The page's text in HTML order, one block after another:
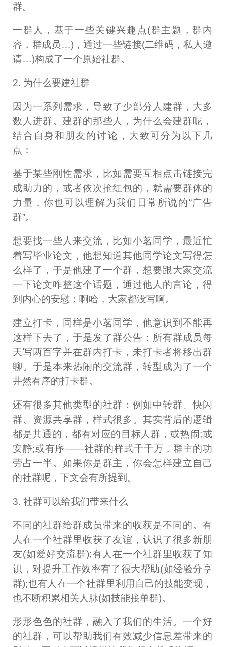
群。
一群人，基于一些关键兴趣点(群主题，群内
容，群成员…)，通过一些链接(二维码，私人邀
请…)构成了一个原始社群。
2. 为什么要建社群
因为一系列需求，导致了少部分人建群，大多
数人进群。建群的那些人，为什么会建群呢，
结合自身和朋友的讨论，大致可分为以下几
点：
基于某些刚性需求，比如需要互相点击链接完
成助力的，或者依次抢红包的，就需要群体的
力量，你也可以理解为我们日常所说的“广告
群”。
想要找一些人来交流，比如小茗同学，最近忙
着写毕业论文，他想知道其他同学论文写得怎
么样了，于是他建了一个群，想要跟大家交流
一下论文咋整这个话题，通过他人的言论，得
到内心的安慰：啊哈，大家都没写啊。
建立打卡，同样是小茗同学，他意识到不能再
这样下去了，于是发了群公告：所有群成员每
天写两百字并在群内打卡，未打卡者将移出群
聊。于是本来热闹的交流群，转型成为了一个
井然有序的打卡群。
还有很多其他类型的社群：例如中转群、快闪
群、资源共享群，样式很多。其实背后的逻辑
都是共通的，都有对应的目标人群，或热闹;或
安静;或有序——社群的样式千千万，群主的功
劳占一半。如果你是群主，你会怎样建立自己
的社群呢，下文会有所提到。
3. 社群可以给我们带来什么
不同的社群给群成员带来的收获是不同的。有
人在一个社群里收获了友谊，认识了很多新朋
友(如爱好交流群);有人在一个社群里收获了知
识，对提升工作效率有了很大帮助(如经验分享
群);也有人在一个社群里利用自己的技能变现，
也不断积累相关人脉(如技能接单群)。
形形色色的社群，融入了我们的生活。一个好
的社群，可以帮助我们有效减少信息差带来的